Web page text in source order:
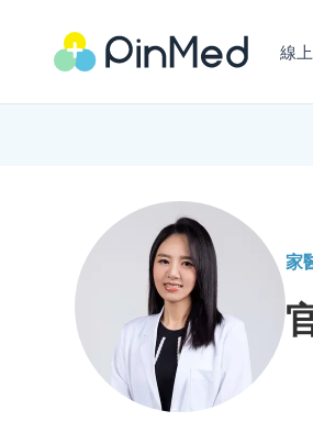
線
家